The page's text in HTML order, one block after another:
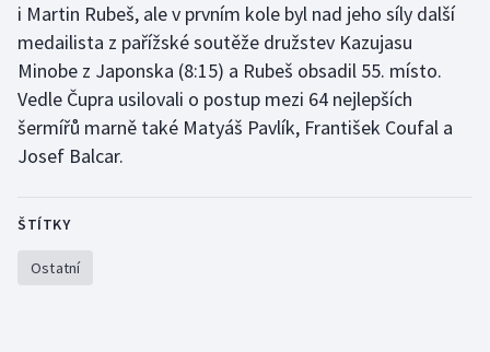
Ragby
Rychlobruslení
Rychlostní kanoistika
i Martin Rubeš, ale v prvním kole byl nad jeho síly další
medailista z pařížské soutěže družstev Kazujasu
Minobe z Japonska (8:15) a Rubeš obsadil 55. místo.
Vedle Čupra usilovali o postup mezi 64 nejlepších
šermířů marně také Matyáš Pavlík, František Coufal a
Josef Balcar.
ŠTÍTKY
Ostatní